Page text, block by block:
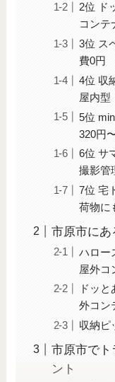
2位 ド
コンテ
3位 ス
費0円
4位 収
屋内型
5位
320円
6位 サ
撮影管
7位 宅
荷物に
市原市にあ
ハロー
屋外コ
ドッ
外コン
収納ピ
市原市でト
ント